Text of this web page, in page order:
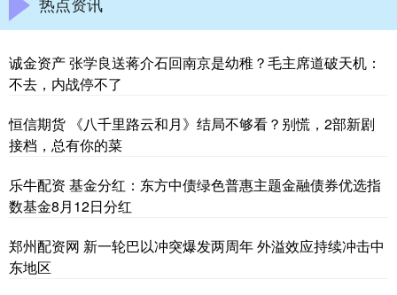
诚金资产 张学良送蒋介石回南京是幼稚？毛主席道破天机：
不去，内战停不了
恒信期货 《八千里路云和月》结局不够看？别慌，2部新剧
接档，总有你的菜
乐牛配资 基金分红：东方中债绿色普惠主题金融债券优选指
数基金8月12日分红
郑州配资网 新一轮巴以冲突爆发两周年 外溢效应持续冲击中
东地区